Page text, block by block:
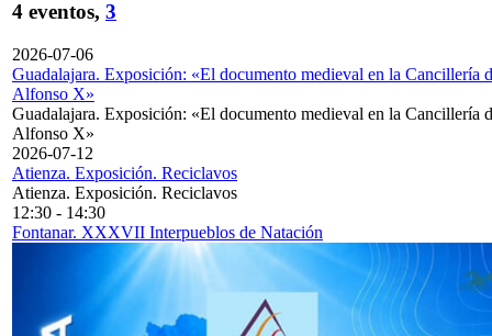
4 eventos, 3
2026-07-06
Guadalajara. Exposición: «El documento medieval en la Cancillería
Alfonso X»
Guadalajara. Exposición: «El documento medieval en la Cancillería
Alfonso X»
2026-07-12
Atienza. Exposición. Reciclavos
Atienza. Exposición. Reciclavos
12:30 - 14:30
Fontanar. XXXVII Interpueblos de Natación